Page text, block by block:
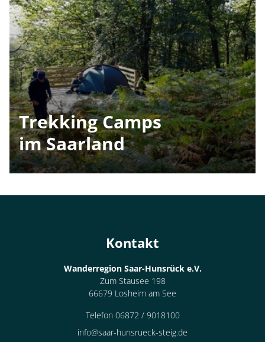
Trekking Camps
im Saarland
Kontakt
Wanderregion Saar-Hunsrück e.V.
Zum Stausee 198
66679 Losheim am See
Telefon 06872 / 9018100
info@saar-hunsrueck-steig.de